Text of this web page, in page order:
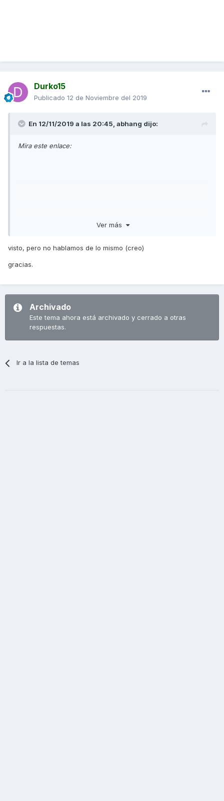
Durko15
Publicado 12 de Noviembre del 2019
En 12/11/2019 a las 20:45, abhang dijo:
Mira este enlace:
Ver más
visto, pero no hablamos de lo mismo (creo)
gracias.
Archivado
Este tema ahora está archivado y cerrado a otras
respuestas.
Ir a la lista de temas